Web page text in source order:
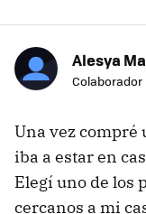
Alesya
Colaborador
Una vez compré
iba a estar en
Elegí uno de los
cercanos a mi